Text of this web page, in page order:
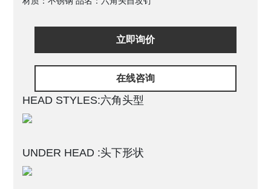
立即询价
在线咨询
HEAD STYLES:六角头型
UNDER HEAD :头下形状